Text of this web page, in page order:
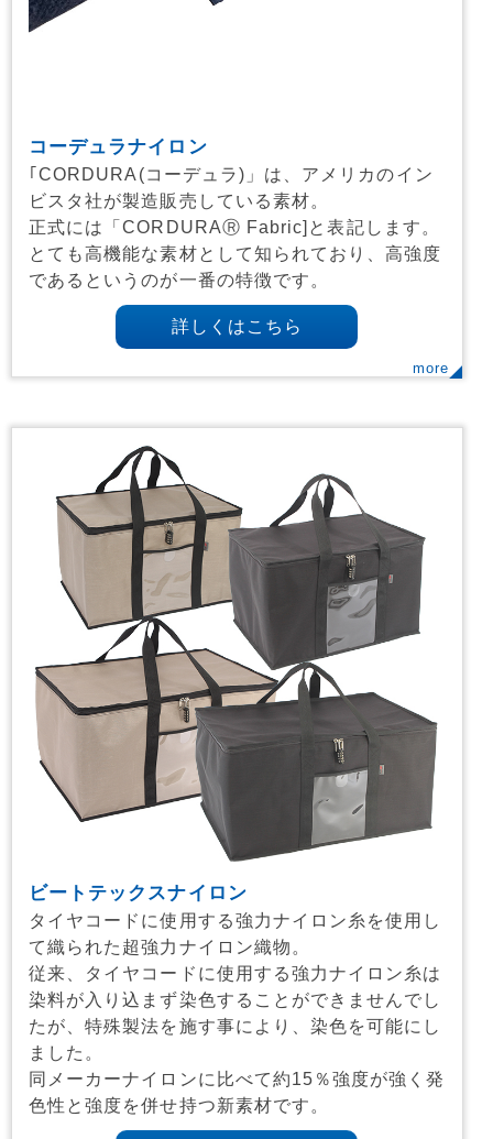
コーデュラナイロン
｢CORDURA(コーデュラ)」は、アメリカのイン
ビスタ社が製造販売している素材。
正式には「CORDURAⓇ Fabric]と表記します。
とても高機能な素材として知られており、高強度
であるというのが一番の特徴です。
詳しくはこちら
more
ビートテックスナイロン
タイヤコードに使用する強力ナイロン糸を使用し
て織られた超強力ナイロン織物。
従来、タイヤコードに使用する強力ナイロン糸は
染料が入り込まず染色することができませんでし
たが、特殊製法を施す事により、染色を可能にし
ました。
同メーカーナイロンに比べて約15％強度が強く発
色性と強度を併せ持つ新素材です。